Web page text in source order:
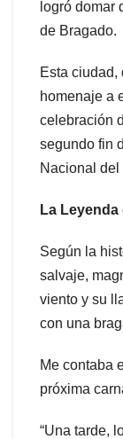
logró domar
de Bragado.
Esta ciudad,
homenaje a
celebración
segundo fin
Nacional del
La Leyenda
Según la
salvaje,
viento y su
con una
Me contaba
próxima
“Una tarde,